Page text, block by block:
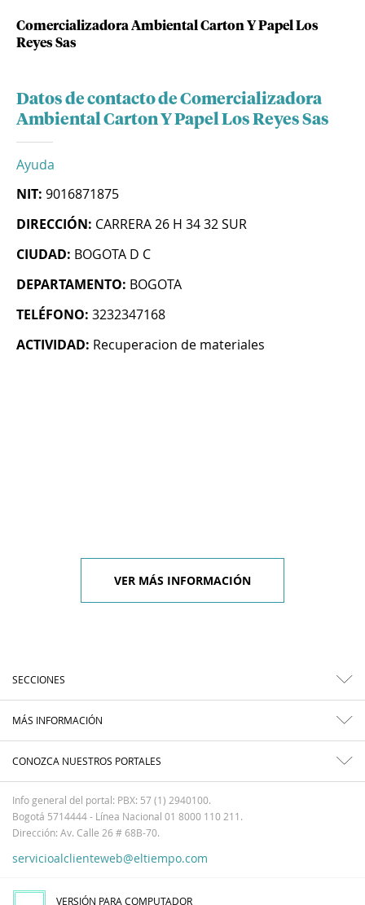
Comercializadora Ambiental Carton Y Papel Los
Reyes Sas
Datos de contacto de Comercializadora
Ambiental Carton Y Papel Los Reyes Sas
Ayuda
NIT: 9016871875
DIRECCIÓN: CARRERA 26 H 34 32 SUR
CIUDAD: BOGOTA D C
DEPARTAMENTO: BOGOTA
TELÉFONO: 3232347168
ACTIVIDAD: Recuperacion de materiales
VER MÁS INFORMACIÓN
SECCIONES
MÁS INFORMACIÓN
CONOZCA NUESTROS PORTALES
Info general del portal: PBX: 57 (1) 2940100.
Bogotá 5714444 - Línea Nacional 01 8000 110 211.
Dirección: Av. Calle 26 # 68B-70.
servicioalclienteweb@eltiempo.com
VERSIÓN PARA COMPUTADOR